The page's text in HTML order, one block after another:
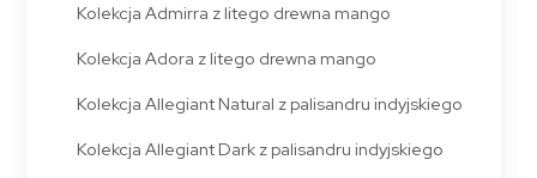
Kolekcja Admirra z litego drewna mango
Kolekcja Adora z litego drewna mango
Kolekcja Allegiant Natural z palisandru indyjskiego
Kolekcja Allegiant Dark z palisandru indyjskiego